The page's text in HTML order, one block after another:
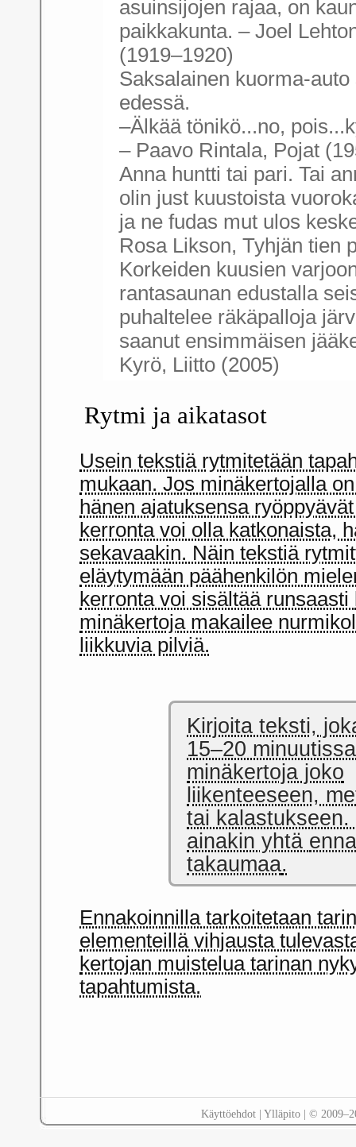
asuinsijojen rajaa, on
paikkakunta. – Joel
(1919–1920)
Saksalainen kuorma-
edessä.
–Älkää tönikö...no,
– Paavo Rintala, Pojat
Anna huntti tai pari. Tai
olin just kuustoista
ja ne fudas mut ulos
Rosa Likson, Tyhjän tien
Korkeiden kuusien
rantasaunan edustalla
puhaltelee räkäpalloja
saanut ensimmäisen
Kyrö, Liitto (2005)
Rytmi ja aikatasot
Usein tekstiä rytmitetään
mukaan. Jos minäkertojalla
hänen ajatuksensa
kerronta voi olla katkonaista,
sekavaakin. Näin tekstiä
eläytymään päähenkilön
kerronta voi sisältää runsaasti
minäkertoja makailee
liikkuvia pilviä.
Kirjoita teksti,
15–20
minäkertoja joko
liikenteeseen,
tai kalastukseen.
ainakin yhtä
takaumaa.
Ennakoinnilla tarkoitetaan
elementeillä vihjausta
kertojan muistelua tarinan
tapahtumista.
Käyttöehdot| Ylläpito| ©